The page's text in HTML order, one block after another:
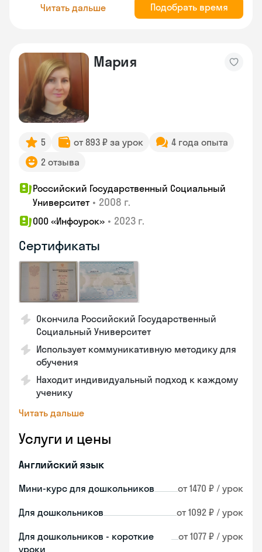
Читать дальше Подобрать время
Мария
5 от 893 ₽ за урок
4 года опыта
2 отзыва
Российский Государственный Социальный
Университет • 2008 г.
ООО «Инфоурок» • 2023 г.
Сертификаты
Окончила Российский Государственный
Социальный Университет
Использует коммуникативную методику для
обучения
Находит индивидуальный подход к каждому
ученику
Читать дальше
Услуги и цены
Английский язык
Мини-курс для дошкольников от 1470 ₽ / урок
Для дошкольников от 1092 ₽ / урок
Для дошкольников - короткие
уроки
от 1077 ₽ / урок